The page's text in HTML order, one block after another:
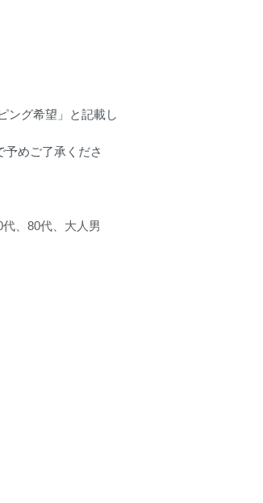
ング希望」と記載し
めご了承くださ
、80代、大人男